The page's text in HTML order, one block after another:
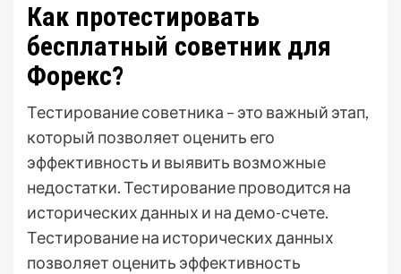
Как протестировать
бесплатный советник для
Форекс?
Тестирование советника – это важный этап,
который позволяет оценить его
эффективность и выявить возможные
недостатки. Тестирование проводится на
исторических данных и на демо-счете.
Тестирование на исторических данных
позволяет оценить эффективность